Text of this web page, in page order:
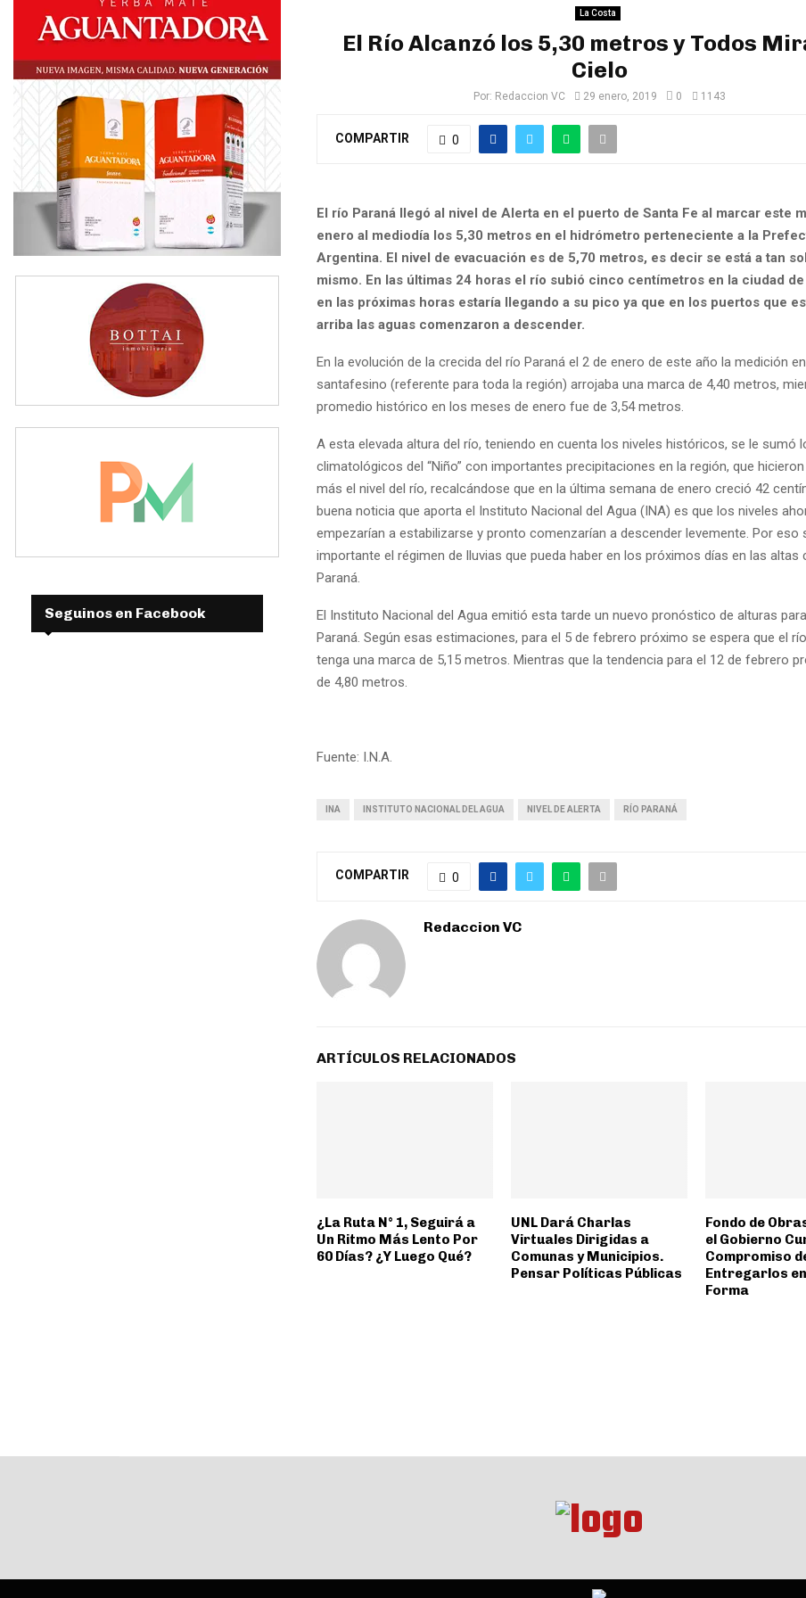
La Costa
El Río Alcanzó los 5,30 metros y Todos
Cielo
Por: Redaccion VC 29 enero, 2019 0 1143
COMPARTIR 0
El río Paraná llegó al nivel de Alerta en el puerto de Santa Fe al marcar este
enero al mediodía los 5,30 metros en el hidrómetro perteneciente a la
Argentina. El nivel de evacuación es de 5,70 metros, es decir se está a tan
mismo. En las últimas 24 horas el río subió cinco centímetros en la ciudad de
en las próximas horas estaría llegando a su pico ya que en los puertos que
arriba las aguas comenzaron a descender.
En la evolución de la crecida del río Paraná el 2 de enero de este año la medición
santafesino (referente para toda la región) arrojaba una marca de 4,40 metros,
promedio histórico en los meses de enero fue de 3,54 metros.
A esta elevada altura del río, teniendo en cuenta los niveles históricos, se le sumó
climatológicos del “Niño” con importantes precipitaciones en la región, que
más el nivel del río, recalcándose que en la última semana de enero creció 42
buena noticia que aporta el Instituto Nacional del Agua (INA) es que los niveles
empezarían a estabilizarse y pronto comenzarían a descender levemente. Por eso
importante el régimen de lluvias que pueda haber en los próximos días en las altas
Paraná.
El Instituto Nacional del Agua emitió esta tarde un nuevo pronóstico de alturas
Paraná. Según esas estimaciones, para el 5 de febrero próximo se espera que el
tenga una marca de 5,15 metros. Mientras que la tendencia para el 12 de febrero
de 4,80 metros.
Fuente: I.N.A.
INA INSTITUTO NACIONAL DEL AGUA NIVEL DE ALERTA RÍO PARANÁ
COMPARTIR 0
Redaccion VC
ARTÍCULOS RELACIONADOS
¿La Ruta N° 1, Seguirá a
Un Ritmo Más Lento Por
60 Días? ¿Y Luego Qué?
UNL Dará Charlas
Virtuales Dirigidas a
Comunas y Municipios.
Pensar Políticas Públicas
Fondo de
el Gobierno
Compromiso
Entregarlos
Forma
Seguinos en Facebook